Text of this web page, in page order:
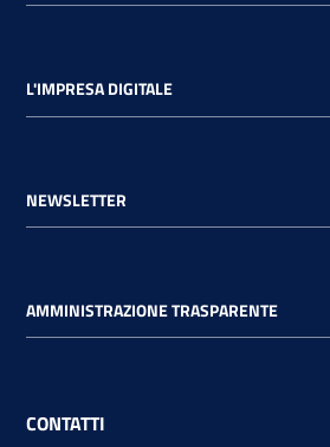
L'IMPRESA DIGITALE
NEWSLETTER
AMMINISTRAZIONE TRASPARENTE
CONTATTI